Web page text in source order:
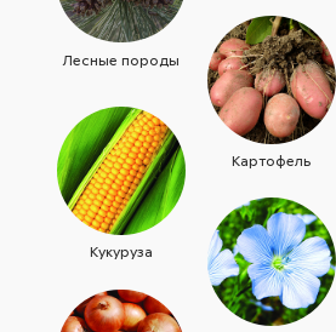
Лесные породы
Картофель
Кукуруза